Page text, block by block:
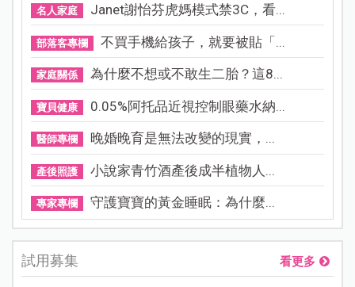
名人家庭 Janet謝怡芬虎媽模式禁3C，看...
部落客專欄 不買手機給孩子，就要被貼「...
家庭關係 為什麼不想或不敢生二胎？這8...
寶貝健康 0.05%阿托品近視控制眼藥水納...
醫師專欄 晚婚晚育是無法改變的現實，...
產後照護 小說家青竹酒產後成半植物人...
專家專欄 守護寶寶的黃金睡眠：為什麼...
試用募集 看更多